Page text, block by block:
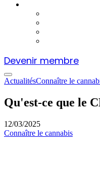
Devenir membre
ActualitésConnaître le
Qu'est-ce que le
12/03/2025
Connaître le cannabis